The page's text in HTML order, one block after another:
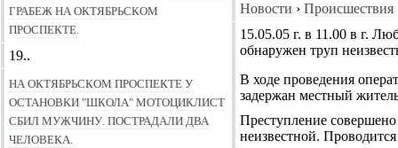
Новости › Происшествия
15.05.05 г. в 11.00 в г.
обнаружен труп
В ходе проведения
задержан местный
Преступление
неизвестной.
Грабеж на Октябрьском
проспекте.
19..
На Октябрьском проспекте у
остановки "Школа" мотоциклист
сбил мужчину. Пострадали два
человека.